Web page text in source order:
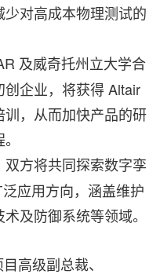
对高成本物理测试的
及威奇托州立大学合
企业，将获得 Altair
，从而加快产品的研
双方将共同探索数字孪
应用方向，涵盖维护
及防御系统等领域。
高级副总裁、